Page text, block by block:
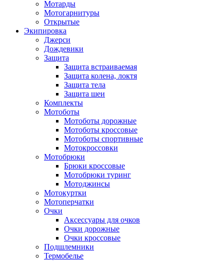
Мотарды
Мотогарнитуры
Открытые
Экипировка
Джерси
Дождевики
Защита
Защита встраиваемая
Защита колена, локтя
Защита тела
Защита шеи
Комплекты
Мотоботы
Мотоботы дорожные
Мотоботы кроссовые
Мотоботы спортивные
Мотокроссовки
Мотобрюки
Брюки кроссовые
Мотобрюки туринг
Мотоджинсы
Мотокуртки
Мотоперчатки
Очки
Аксессуары для очков
Очки дорожные
Очки кроссовые
Подшлемники
Термобелье